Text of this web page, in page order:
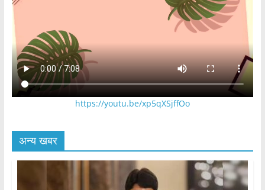
https://youtu.be/xp5qXSjffOo
अन्य खबर